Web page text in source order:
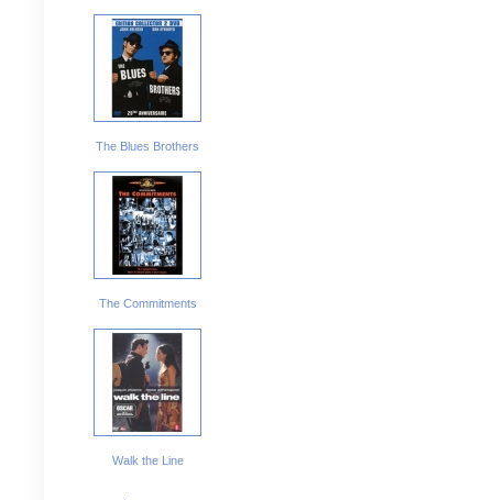
The Blues Brothers
The Commitments
Walk the Line